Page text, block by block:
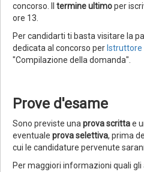
concorso. Il termine ultimoper
ore 13.
Per candidarti ti basta visitare la
dedicata al concorso per
"Compilazione della domanda".
Prove d'esame
Sono previste una prova scrittae
eventuale prova selettiva, prima
cui le candidature pervenute
Per maggiori informazioni quali